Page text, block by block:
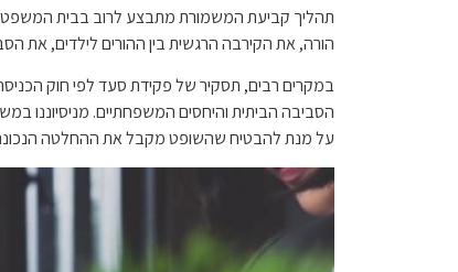
תהליך קביעת המשמורת מתבצע לרוב בבית
הורה, את הקירבה הרגשית בין ההורים לילדים, את
במקרים רבים, תסקיר של פקידת סעד לפי חוק
הסביבה הביתית והיחסים המשפחתיים. מניסיוננו
על מנת להבטיח שהשופט מקבל את ההחלטה